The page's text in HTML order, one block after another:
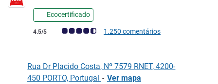
Ecocertificado
Nota clientes Avis (Classificação ALL)
4.5/5 1.250 comentários
Rua Dr Placido Costa, Nº 7579 RNET, 4200-
450 PORTO, Portugal - Ver mapa